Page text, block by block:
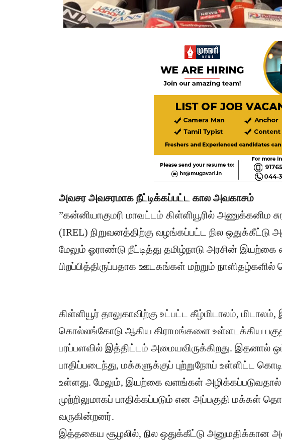
​அவசர அவசரமாக நீட்டிக்கப்பட்ட கால அவகாசம்
​”கன்னியாகுமரி மாவட்டம் கிள்ளியூரில்
(IREL) நிறுவனத்திற்கு வழங்கப்பட்ட நில
மேலும் ஓராண்டு நீட்டித்து தமிழ்நாடு அரசின்
பிறப்பித்திருப்பதாக ஊடகங்கள் மற்றும்
கிள்ளியூர் தாலுகாவிற்கு உட்பட்ட கீழ்மிடாலம்,
கொல்லங்கோடு ஆகிய கிராமங்களை உள்ளடக்கிய
பரப்பளவில் இத்திட்டம் அமையவிருக்கிறது. இதனால்
பாதிப்படைந்து, மக்களுக்குப் புற்றுநோய் உள்ளிட்ட
உள்ளது. மேலும், இயற்கை வளங்கள்
முற்றிலுமாகப் பாதிக்கப்படும் என அப்பகுதி மக்கள்
வருகின்றனர்.
​இத்தகைய சூழலில், நில ஒதுக்கீட்டு அனுமதிக்கான